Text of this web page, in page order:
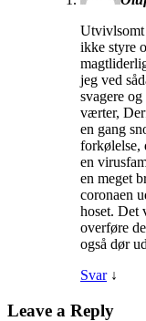
ikke styre
jeg ved
svagere
værter,
en gang
forkølelse,
en
en meget
coronaen
hoset. Det
overføre
også dør
Svar ↓
Leave a Reply